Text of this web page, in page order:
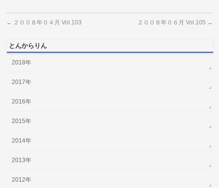
← ２００８年０４月 Vol.103 ２００８年０６月 Vol.105 →
とんからりん
2018年
2017年
2016年
2015年
2014年
2013年
2012年